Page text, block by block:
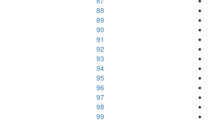
88
89
90
91
92
93
94
95
96
97
98
99